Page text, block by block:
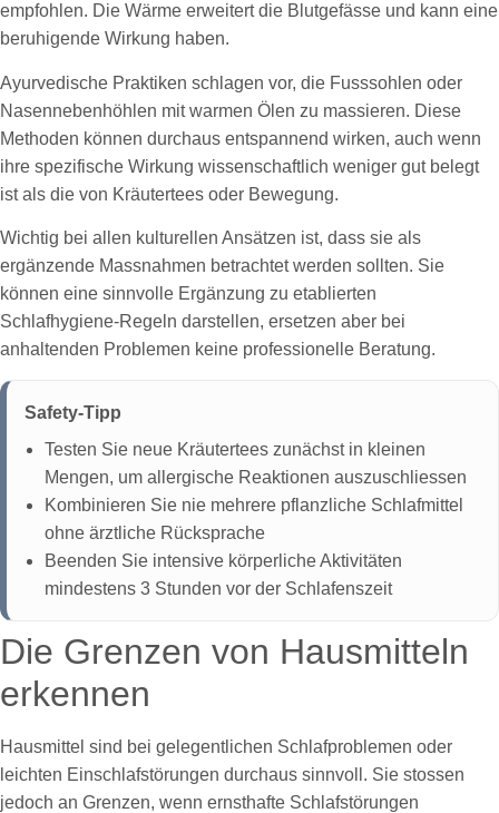
empfohlen. Die Wärme erweitert die Blutgefässe und kann eine
beruhigende Wirkung haben.
Ayurvedische Praktiken schlagen vor, die Fusssohlen oder
Nasennebenhöhlen mit warmen Ölen zu massieren. Diese
Methoden können durchaus entspannend wirken, auch wenn
ihre spezifische Wirkung wissenschaftlich weniger gut belegt
ist als die von Kräutertees oder Bewegung.
Wichtig bei allen kulturellen Ansätzen ist, dass sie als
ergänzende Massnahmen betrachtet werden sollten. Sie
können eine sinnvolle Ergänzung zu etablierten
Schlafhygiene-Regeln darstellen, ersetzen aber bei
anhaltenden Problemen keine professionelle Beratung.
Safety-Tipp
Testen Sie neue Kräutertees zunächst in kleinen
Mengen, um allergische Reaktionen auszuschliessen
Kombinieren Sie nie mehrere pflanzliche Schlafmittel
ohne ärztliche Rücksprache
Beenden Sie intensive körperliche Aktivitäten
mindestens 3 Stunden vor der Schlafenszeit
Die Grenzen von Hausmitteln
erkennen
Hausmittel sind bei gelegentlichen Schlafproblemen oder
leichten Einschlafstörungen durchaus sinnvoll. Sie stossen
jedoch an Grenzen, wenn ernsthafte Schlafstörungen